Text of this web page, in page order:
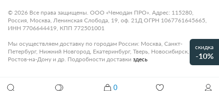
0
Чемодан 4-х колесный BRIC'S BELLAGIO BBG38301.698
Аксессуары
Премиум
Акции и распродажи
Гарантия и возврат
Карьера
Программа лояльности
Подарочные карты
Статьи
Контакты
© 2026 Все права защищены. ООО «Чемодан ПРО». Адрес: 115280,
Россия, Москва, Ленинская Слобода, 19, оф. 21Д ОГРН 1067761645665,
ИНН 7706644419, КПП 772501001
Мы осуществляем доставку по городам России: Москва, Санкт-
Петербург, Нижний Новгород, Екатеринбург, Тверь, Новосибирск,
Ростов-на-Дону и др. Подробности доставки здесь
скидка
-10%